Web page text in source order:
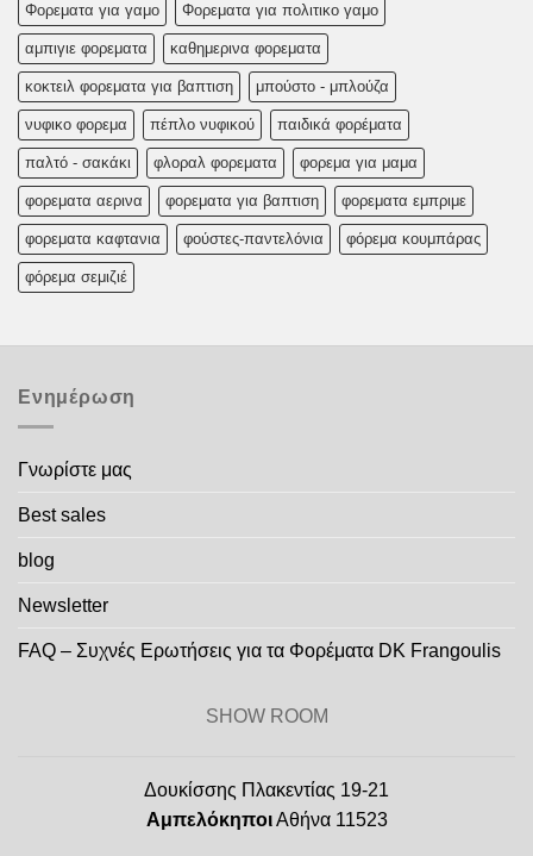
Φορεματα για γαμο Φορεματα για πολιτικο γαμο
αμπιγιε φορεματα καθημερινα φορεματα
κοκτειλ φορεματα για βαπτιση μπούστο - μπλούζα
νυφικο φορεμα πέπλο νυφικού παιδικά φορέματα
παλτό - σακάκι φλοραλ φορεματα φορεμα για μαμα
φορεματα αερινα φορεματα για βαπτιση φορεματα εμπριμε
φορεματα καφτανια φούστες-παντελόνια φόρεμα κουμπάρας
φόρεμα σεμιζιέ
Ενημέρωση
Γνωρίστε μας
Best sales
blog
Newsletter
FAQ – Συχνές Ερωτήσεις για τα Φορέματα DK Frangoulis
SHOW ROOM
Δουκίσσης Πλακεντίας 19-21
ΑμπελόκηποιΑθήνα 11523